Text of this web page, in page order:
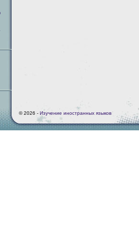
© 2026 - Изучение иностранных языков